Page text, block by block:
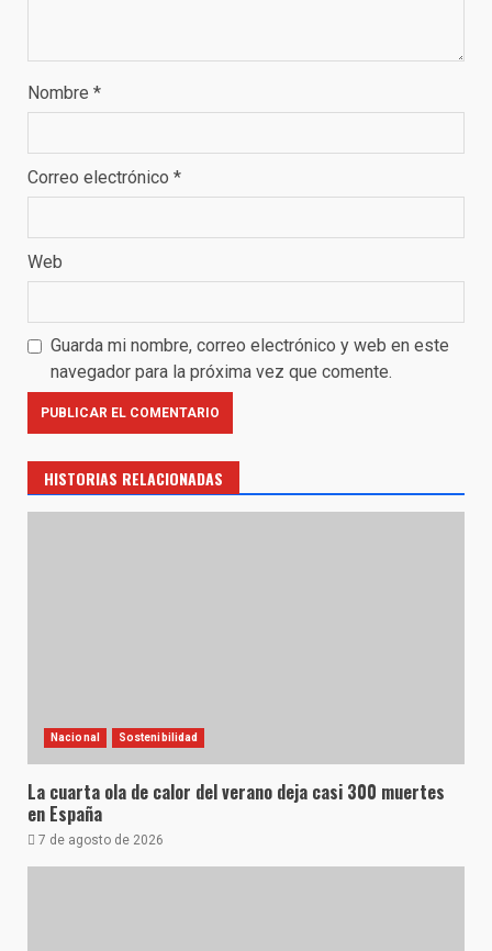
Nombre *
Correo electrónico *
Web
Guarda mi nombre, correo electrónico y web en este
navegador para la próxima vez que comente.
HISTORIAS RELACIONADAS
Nacional Sostenibilidad
La cuarta ola de calor del verano deja casi 300 muertes
en España
7 de agosto de 2026